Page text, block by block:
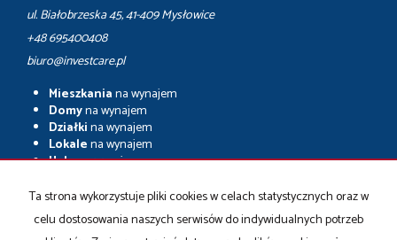
ul. Białobrzeska 45, 41-409 Mysłowice
+48 695400408
biuro@investcare.pl
Mieszkaniana wynajem
Domyna wynajem
Działkina wynajem
Lokalena wynajem
Halena wynajem
Mieszkania
na sprzedaż
Domyna sprzedaż
Ta strona wykorzystuje pliki cookies w celach statystycznych oraz w
celu dostosowania naszych serwisów do indywidualnych potrzeb